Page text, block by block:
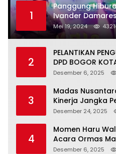
1
Panggung
Ivander
Warga
Mei 19, 2024
2
PELANTIKAN
DPD BOGOR
KHIDMAT
Desember 6, 2025
3
Madas
Kinerja Jangka
Panjang
Desember 24, 2025
4
Momen Haru
Acara Ormas
Peci Hitam
Desember 6, 2025